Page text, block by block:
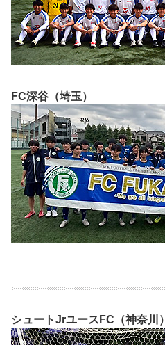
FC深谷（埼玉）
シュートJrユースFC（神奈川）